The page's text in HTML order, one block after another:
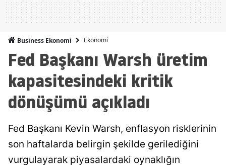
Business Ekonomi Ekonomi
Fed Başkanı Warsh üretim
kapasitesindeki kritik
dönüşümü açıkladı
Fed Başkanı Kevin Warsh, enflasyon risklerinin
son haftalarda belirgin şekilde gerilediğini
vurgulayarak piyasalardaki oynaklığın